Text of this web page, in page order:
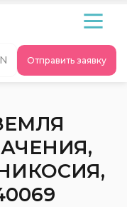
Отправить заявку